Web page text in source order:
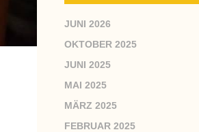
JUNI 2026
OKTOBER 2025
JUNI 2025
MAI 2025
MÄRZ 2025
FEBRUAR 2025